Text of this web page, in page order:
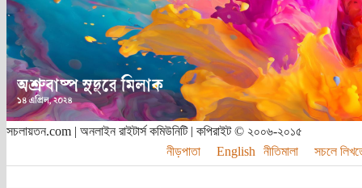
সচলায়তন.com | অনলাইন রাইটার্স কমিউনিটি | কপিরাইট © ২০০৬-২০১৫
নীড়পাতা
English নীতিমালা সচলে